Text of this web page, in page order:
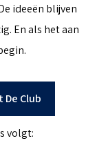
ideeën blijven
En als het aan
De Club
volgt: